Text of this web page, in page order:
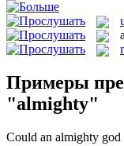
Примеры
"almighty"
Could an almighty god